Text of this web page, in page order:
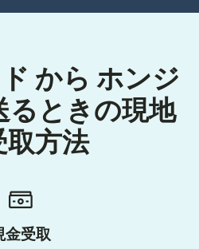
から ホンジ
るときの現地
取方法
金受取